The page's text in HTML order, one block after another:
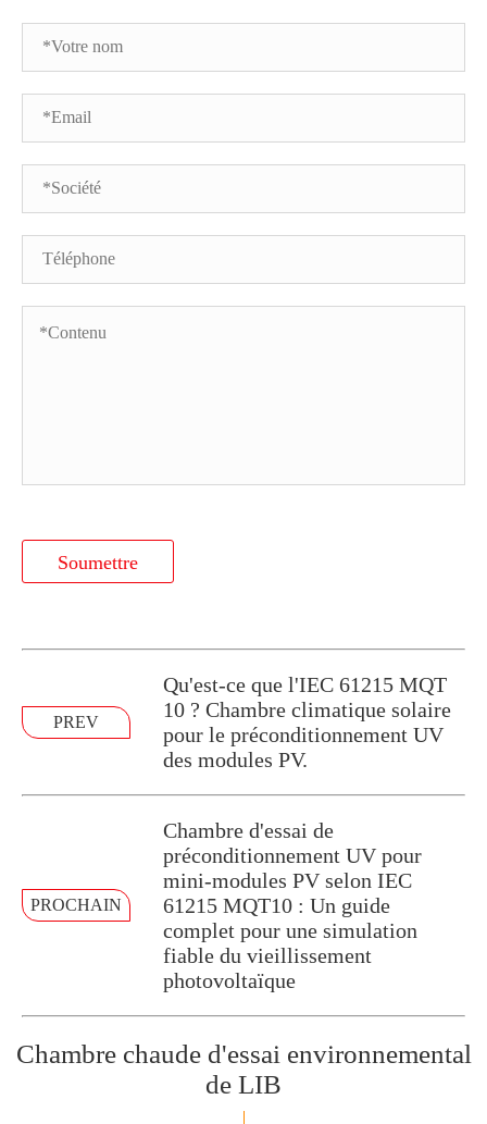
Soumettre
PREV
Qu'est-ce que l'IEC 61215 MQT
10 ? Chambre climatique solaire
pour le préconditionnement UV
des modules PV.
PROCHAIN
Chambre d'essai de
préconditionnement UV pour
mini-modules PV selon IEC
61215 MQT10 : Un guide
complet pour une simulation
fiable du vieillissement
photovoltaïque
Chambre chaude d'essai environnemental
de LIB